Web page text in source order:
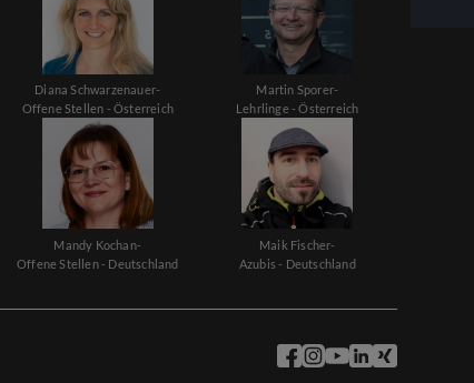
Diana Schwarzenauer-
Offene Stellen - Österreich
Martin Sporer-
Lehrlinge - Österreich
Mandy Kochan-
Offene Stellen - Deutschland
Maik Fischer-
Azubis - Deutschland